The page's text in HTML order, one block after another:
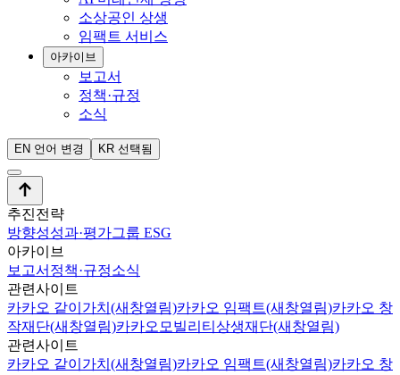
소상공인 상생
임팩트 서비스
아카이브
보고서
정책·규정
소식
EN 언어 변경 KR 선택됨
추진전략
방향성성과·평가그룹 ESG
아카이브
보고서 정책·규정소식
관련사이트
카카오 같이가치 (새창열림)카카오 임팩트(새창열림)카카오 창
작재단(새창열림)카카오모빌리티상생재단(새창열림)
관련사이트
카카오 같이가치 (새창열림)카카오 임팩트(새창열림)카카오 창